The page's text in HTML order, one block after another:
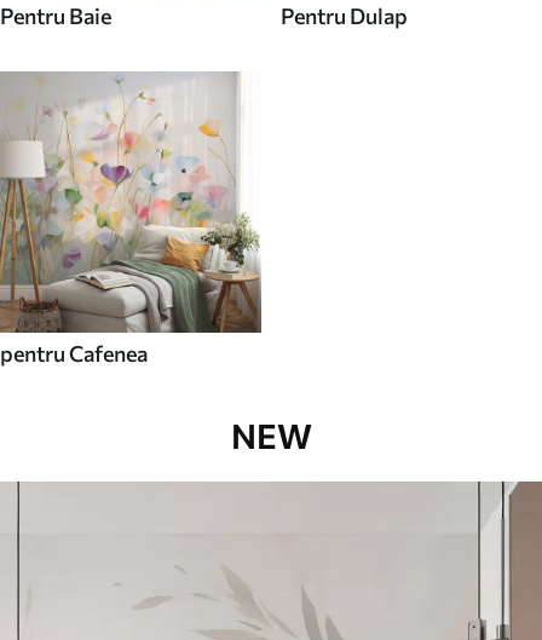
Pentru Baie Pentru Dulap
pentru Cafenea
NEW